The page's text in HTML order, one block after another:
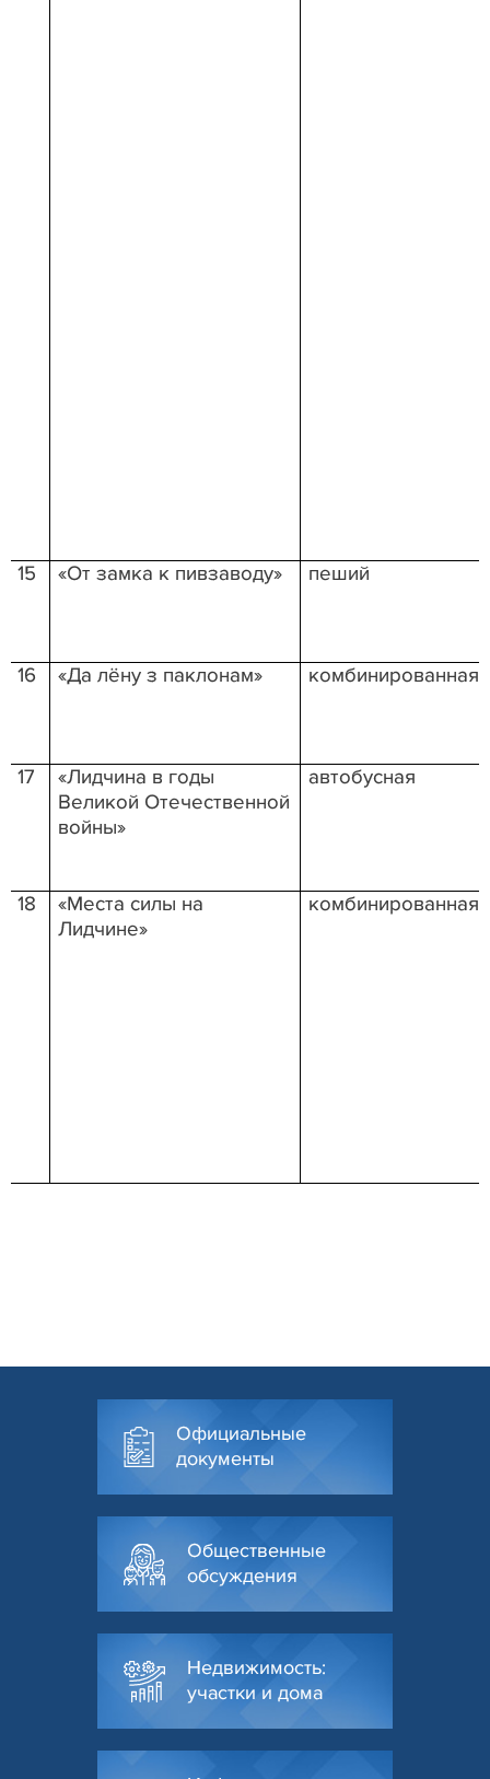
15 «От замка к пивзаводу» пеший
16 «Да лёну з паклонам» комбинированная
17
«Лидчина в годы
Великой Отечественной
войны»
автобусная
18
«Места силы на
Лидчине»
комбинированная
Официальные
документы
Общественные
обсуждения
Недвижимость:
участки и дома